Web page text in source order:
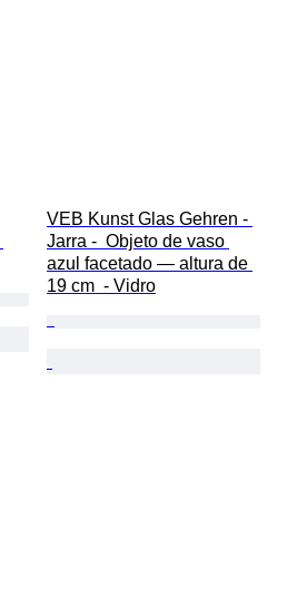
VEB Kunst Glas Gehren -
Jarra -  Objeto de vaso
azul facetado — altura de
19 cm  - Vidro